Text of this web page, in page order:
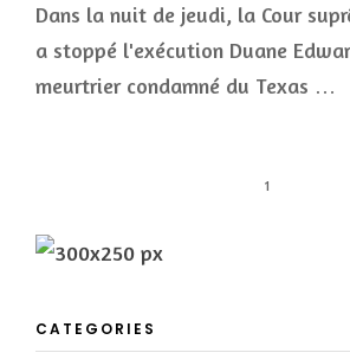
Dans la nuit de jeudi, la Cour
a stoppé l'exécution Duane
meurtrier condamné du Texas …
1
CATEGORIES